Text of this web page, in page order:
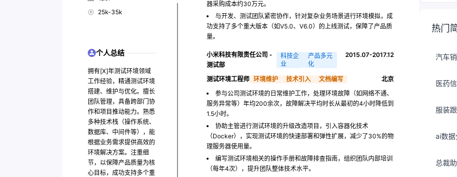
热门
汽车
医药
服装
ai数
总裁
25k-35k
个人总结
拥有[X]年测试环境领域
工作经验，精通测试环境
搭建、维护与优化。擅长
团队管理，具备跨部门协
作和项目推动能力。熟悉
多种技术栈（操作系统、
数据库、中间件等），能
根据业务需求提供高效的
环境解决方案。注重细
节，以保障产品质量为核
心目标，成功支持多个重
器采购成本约30万元。
与开发、测试团队紧密协作，针对复杂业务场景进行环境模拟，成
功支持了多个重大版本（如V5.0、V6.0）的上线测试，保障了产品质
量。
小米科技有限责任公司 -
测试部
科技企
业
产品多元
化
2015.07-2017.12
测试环境工程师 环境维护 技术引入 文档编写
北京
参与公司测试环境的日常维护工作，处理环境故障（如网络不通、
服务异常等）年均200余次，故障解决平均时长从最初的4小时降低到
1.5小时。
协助主管进行测试环境的升级改造项目，引入容器化技术
（Docker），实现测试环境的快速部署和弹性扩展，减少了30%的物
理服务器使用量。
编写测试环境相关的操作手册和故障排查指南，组织团队内部培训
（每年4次），提升团队整体技术水平。